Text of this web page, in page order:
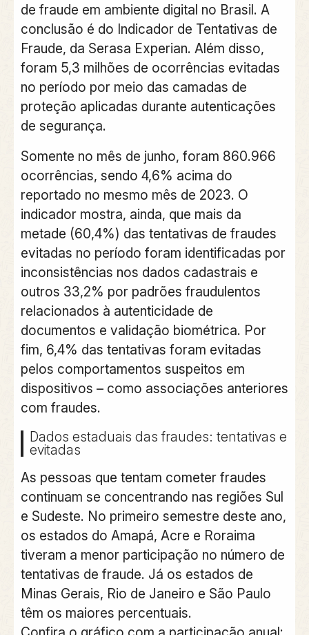
de fraude em ambiente digital no Brasil. A
conclusão é do Indicador de Tentativas de
Fraude, da Serasa Experian. Além disso,
foram 5,3 milhões de ocorrências evitadas
no período por meio das camadas de
proteção aplicadas durante autenticações
de segurança.
Somente no mês de junho, foram 860.966
ocorrências, sendo 4,6% acima do
reportado no mesmo mês de 2023. O
indicador mostra, ainda, que mais da
metade (60,4%) das tentativas de fraudes
evitadas no período foram identificadas por
inconsistências nos dados cadastrais e
outros 33,2% por padrões fraudulentos
relacionados à autenticidade de
documentos e validação biométrica. Por
fim, 6,4% das tentativas foram evitadas
pelos comportamentos suspeitos em
dispositivos – como associações anteriores
com fraudes.
Dados estaduais das fraudes: tentativas e
evitadas
As pessoas que tentam cometer fraudes
continuam se concentrando nas regiões Sul
e Sudeste. No primeiro semestre deste ano,
os estados do Amapá, Acre e Roraima
tiveram a menor participação no número de
tentativas de fraude. Já os estados de
Minas Gerais, Rio de Janeiro e São Paulo
têm os maiores percentuais.